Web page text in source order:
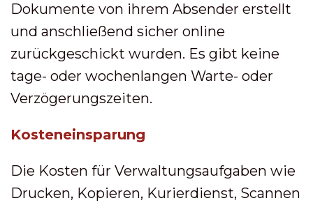
Dokumente von ihrem Absender erstellt
und anschließend sicher online
zurückgeschickt wurden. Es gibt keine
tage- oder wochenlangen Warte- oder
Verzögerungszeiten.
Kosteneinsparung
Die Kosten für Verwaltungsaufgaben wie
Drucken, Kopieren, Kurierdienst, Scannen